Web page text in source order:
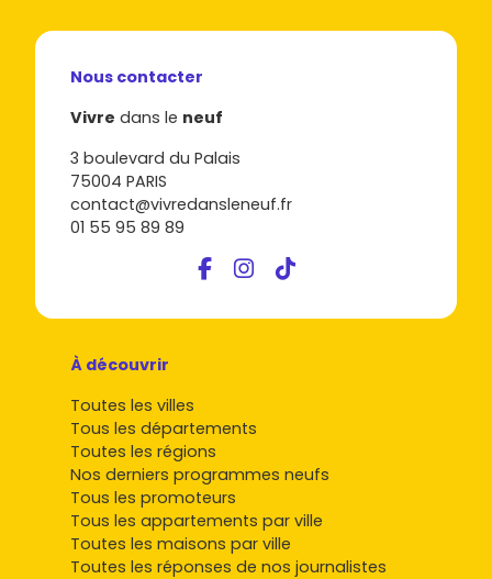
Nous contacter
Vivre dans le neuf
3 boulevard du Palais
75004 PARIS
contact@vivredansleneuf.fr
01 55 95 89 89
À découvrir
Toutes les villes
Tous les départements
Toutes les régions
Nos derniers programmes neufs
Tous les promoteurs
Tous les appartements par ville
Toutes les maisons par ville
Toutes les réponses de nos journalistes